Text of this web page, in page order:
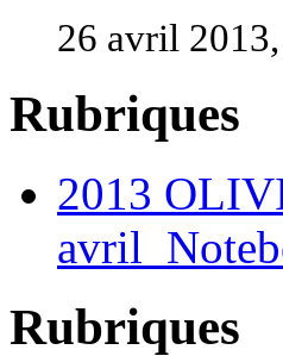
26 avril
Rubriques
2013
Rubriques